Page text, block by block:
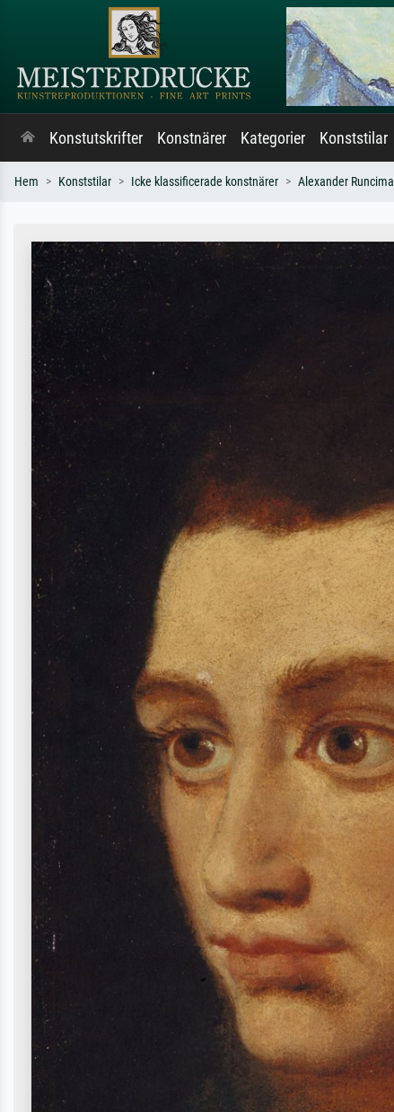
Konstutskrifter Konstnärer Kategorier Konststilar
Hem Konststilar Icke klassificerade konstnärer Alexander